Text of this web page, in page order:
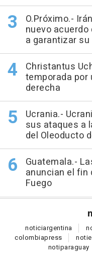
O.Próximo.-
nuevo acuerdo
a garantizar
Christantus
temporada por
derecha
Ucrania.-
sus ataques a
del Oleoducto
Guatemala.-
anuncian el fin
Fuego
noticiargentina
colombiapress noti
notiparaguay